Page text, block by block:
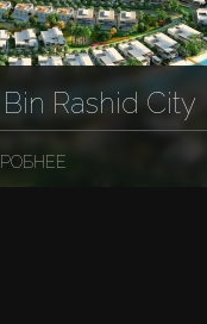
Rashid City